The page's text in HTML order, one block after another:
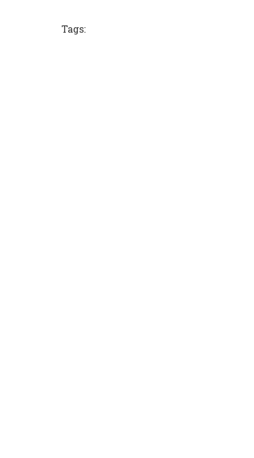
Tags: